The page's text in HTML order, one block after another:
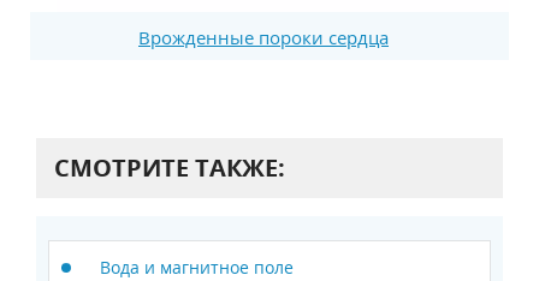
Врожденные пороки сердца
СМОТРИТЕ ТАКЖЕ:
Вода и магнитное поле